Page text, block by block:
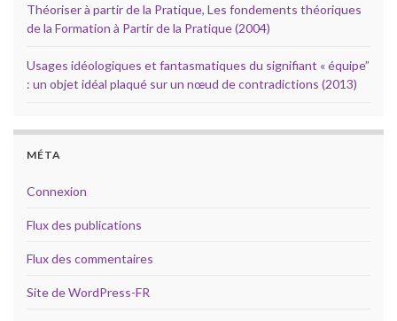
Théoriser à partir de la Pratique, Les fondements théoriques
de la Formation à Partir de la Pratique (2004)
Usages idéologiques et fantasmatiques du signifiant « équipe”
: un objet idéal plaqué sur un nœud de contradictions (2013)
MÉTA
Connexion
Flux des publications
Flux des commentaires
Site de WordPress-FR